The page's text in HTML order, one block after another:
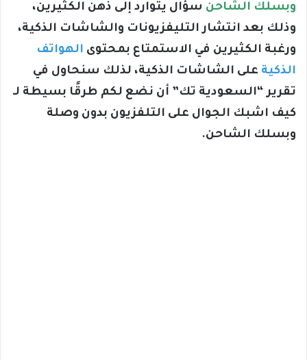
وبسلك الشاحن سؤال يتوارد إلى ذهن الكثيرين،
وذلك بعد انتشار التليفزيونات والشاشات الذكية،
ورغبة الكثيرين في الاستمتاع بمحتوى الهواتف
الذكية على الشاشات الذكية، لذلك سنحاول في
تقرير “السعودية تك” أن نضع لكم طرقًا بسيطة لـ
كيف اشبك الجوال على التلفزيون بدون وصلة
وبسلك الشاحن.